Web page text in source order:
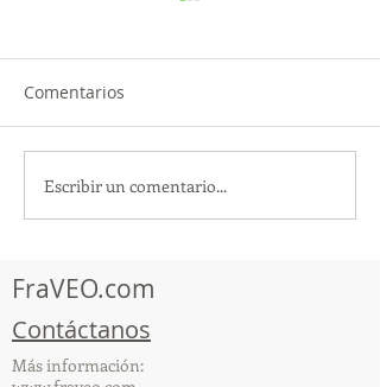
TourTravelynByFraveo
participó en la
Comentarios
Escribir un comentario...
FraVEO.com
Contáctanos
Más información: